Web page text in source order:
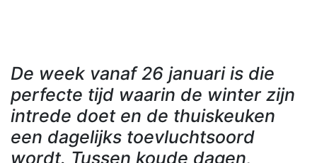
De week vanaf 26 januari is die
perfecte tijd waarin de winter zijn
intrede doet en de thuiskeuken
een dagelijks toevluchtsoord
wordt. Tussen koude dagen,